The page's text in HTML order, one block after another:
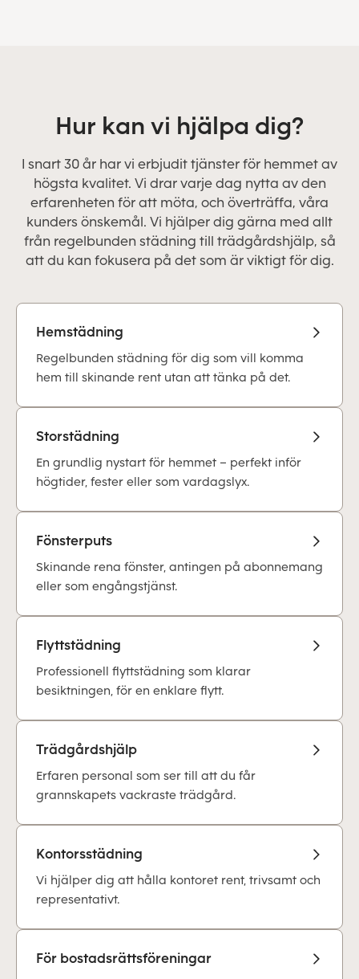
Hur kan vi hjälpa dig?
I snart 30 år har vi erbjudit tjänster för hemmet av
högsta kvalitet. Vi drar varje dag nytta av den
erfarenheten för att möta, och överträffa, våra
kunders önskemål. Vi hjälper dig gärna med allt
från regelbunden städning till trädgårdshjälp, så
att du kan fokusera på det som är viktigt för dig.
Hemstädning
Regelbunden städning för dig som vill komma
hem till skinande rent utan att tänka på det.
Storstädning
En grundlig nystart för hemmet – perfekt inför
högtider, fester eller som vardagslyx.
Fönsterputs
Skinande rena fönster, antingen på abonnemang
eller som engångstjänst.
Flyttstädning
Professionell flyttstädning som klarar
besiktningen, för en enklare flytt.
Trädgårdshjälp
Erfaren personal som ser till att du får
grannskapets vackraste trädgård.
Kontorsstädning
Vi hjälper dig att hålla kontoret rent, trivsamt och
representativt.
För bostadsrättsföreningar